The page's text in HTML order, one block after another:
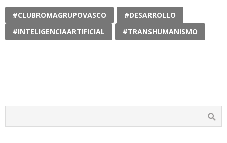
#CLUBROMAGRUPOVASCO
#DESARROLLO
#INTELIGENCIAARTIFICIAL
#TRANSHUMANISMO